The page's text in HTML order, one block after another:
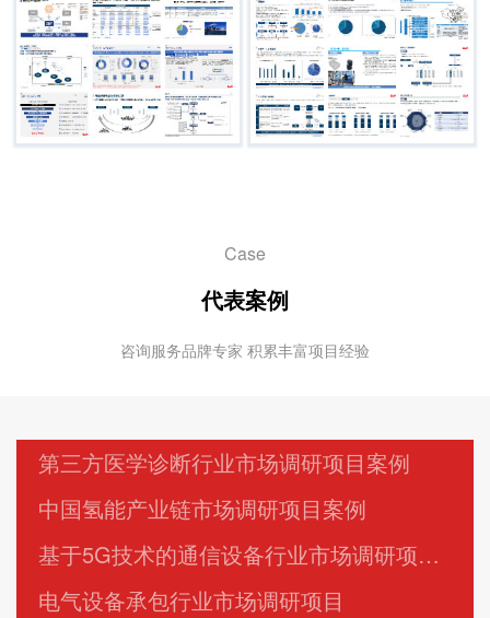
Case
代表案例
咨询服务品牌专家 积累丰富项目经验
第三方医学诊断行业市场调研项目案例
中国氢能产业链市场调研项目案例
基于5G技术的通信设备行业市场调研项目案例
电气设备承包行业市场调研项目